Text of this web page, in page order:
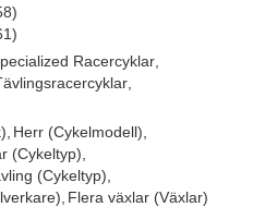
Racercyklar
Herr (Cykelmodell)
(Cykeltyp)
(Cykeltyp)
Flera växlar (Växlar)